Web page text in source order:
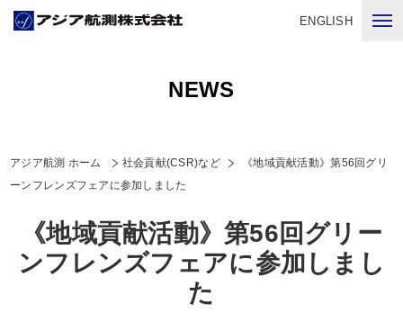
ENGLISH
NEWS
アジア航測 ホーム 社会貢献(CSR)など
《地域貢献活動》第56回グリ
ーンフレンズフェアに参加しました
《地域貢献活動》第56回グリー
ンフレンズフェアに参加しまし
た